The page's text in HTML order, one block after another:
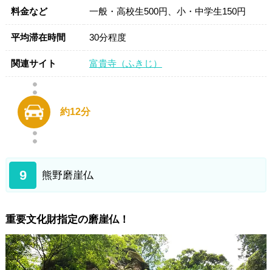
料金など 一般・高校生500円、小・中学生150円
平均滞在時間 30分程度
関連サイト 富貴寺（ふきじ）
約12分
9 熊野磨崖仏
重要文化財指定の磨崖仏！